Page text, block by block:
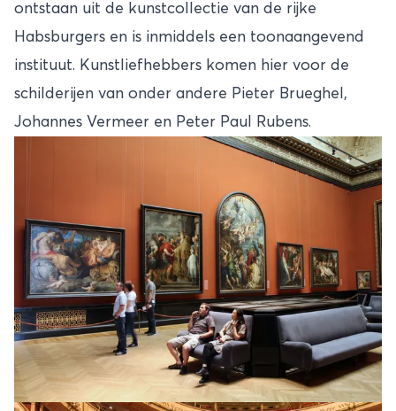
ontstaan uit de kunstcollectie van de rijke
Habsburgers en is inmiddels een toonaangevend
instituut. Kunstliefhebbers komen hier voor de
schilderijen van onder andere Pieter Brueghel,
Johannes Vermeer en Peter Paul Rubens.